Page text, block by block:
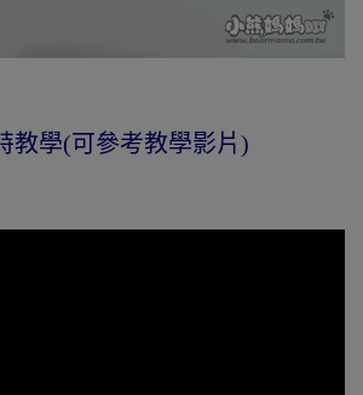
教學(可參考教學影片)